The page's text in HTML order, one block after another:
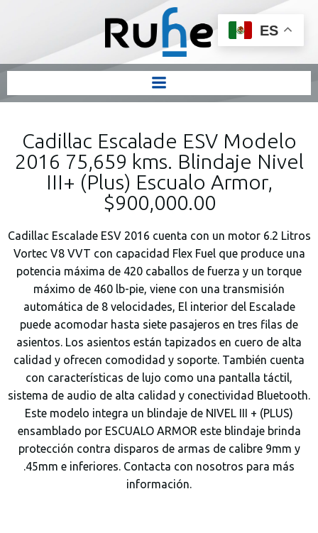
Cadillac Escalade ESV Modelo
2016 75,659 kms. Blindaje Nivel
III+ (Plus) Escualo Armor,
$900,000.00
Cadillac Escalade ESV 2016 cuenta con un motor 6.2 Litros
Vortec V8 VVT con capacidad Flex Fuel que produce una
potencia máxima de 420 caballos de fuerza y un torque
máximo de 460 lb-pie, viene con una transmisión
automática de 8 velocidades, El interior del Escalade
puede acomodar hasta siete pasajeros en tres filas de
asientos. Los asientos están tapizados en cuero de alta
calidad y ofrecen comodidad y soporte. También cuenta
con características de lujo como una pantalla táctil,
sistema de audio de alta calidad y conectividad Bluetooth.
Este modelo integra un blindaje de NIVEL III + (PLUS)
ensamblado por ESCUALO ARMOR este blindaje brinda
protección contra disparos de armas de calibre 9mm y
.45mm e inferiores. Contacta con nosotros para más
información.
ES